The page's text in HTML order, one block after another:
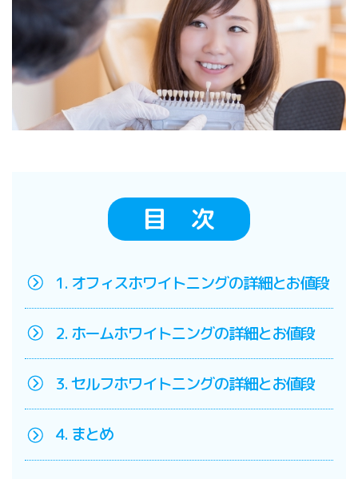
目 次
1. オフィスホワイトニングの詳細とお値段
2. ホームホワイトニングの詳細とお値段
3. セルフホワイトニングの詳細とお値段
4. まとめ